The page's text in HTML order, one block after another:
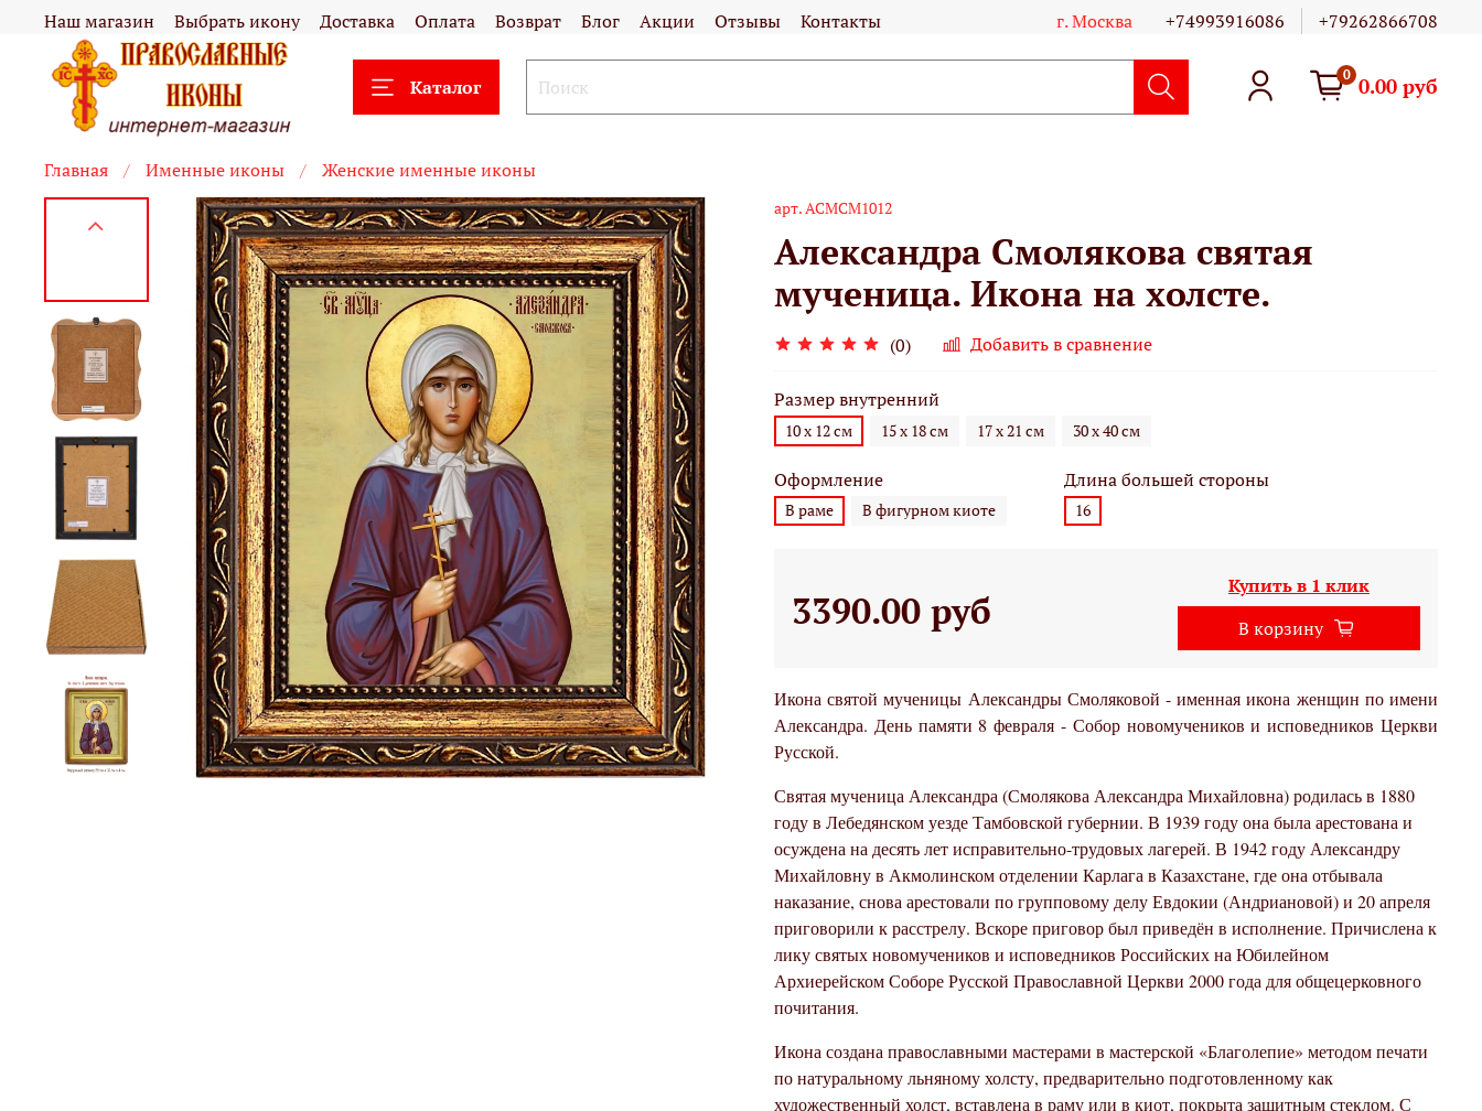
Наш магазин Выбрать икону Доставка Оплата Возврат Блог Акции Отзывы Контакты г. Москва +74993916086 +79262866708
Каталог
0 0.00 руб
Главная Именные иконы Женские именные иконы
арт.АСМСМ1012
Александра Смолякова святая
мученица. Икона на холсте.
(0) Добавить в сравнение
Размер внутренний
10 х 12 см 15 х 18 см 17 х 21 см 30 х 40 см
Оформление
В раме В фигурном киоте
Длина большей стороны
16
3390.00 руб
Купить в 1 клик
В корзину
Икона святой мученицы Александры Смоляковой - именная икона женщин по имени
Александра. День памяти 8 февраля - Собор новомучеников и исповедников Церкви
Русской.
Святая мученица Александра (Смолякова Александра Михайловна) родилась в 1880
году в Лебедянском уезде Тамбовской губернии. В 1939 году она была арестована и
осуждена на десять лет исправительно-трудовых лагерей. В 1942 году Александру
Михайловну в Акмолинском отделении Карлага в Казахстане, где она отбывала
наказание, снова арестовали по групповому делу Евдокии (Андриановой) и 20 апреля
приговорили к расстрелу. Вскоре приговор был приведён в исполнение. Причислена к
лику святых новомучеников и исповедников Российских на Юбилейном
Архиерейском Соборе Русской Православной Церкви 2000 года для общецерковного
почитания.
Икона создана православными мастерами в мастерской «Благолепие» методом печати
по натуральному льняному холсту, предварительно подготовленному как
художественный холст, вставлена в раму или в киот, покрыта защитным стеклом. С